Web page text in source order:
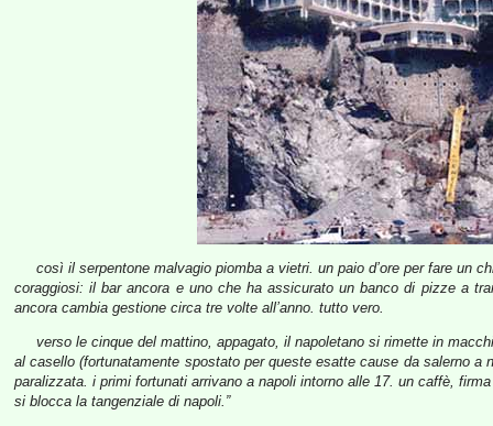
così il serpentone malvagio piomba a vietri. un paio d’ore per fare un
coraggiosi: il bar ancora e uno che ha assicurato un banco di pizze a
ancora cambia gestione circa tre volte all’anno. tutto vero.
verso le cinque del mattino, appagato, il napoletano si rimette in
al casello (fortunatamente spostato per queste esatte cause da salerno a
paralizzata. i primi fortunati arrivano a napoli intorno alle 17. un caffè,
si blocca la tangenziale di napoli.”